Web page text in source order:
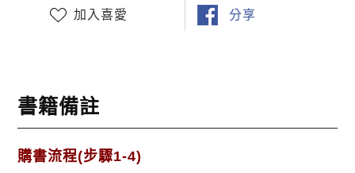
加入喜愛 分享
書籍備註
購書流程(步驟1-4)